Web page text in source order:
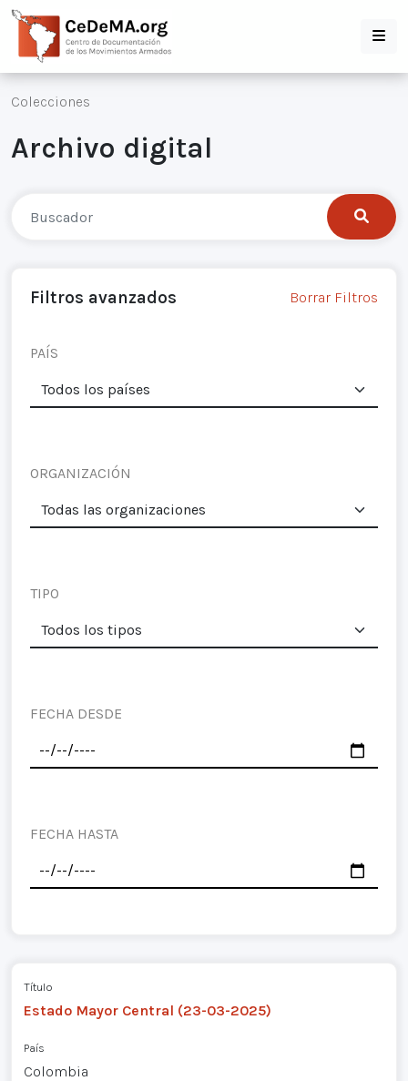
Colecciones
Archivo digital
Filtros avanzados Borrar Filtros
PAÍS
ORGANIZACIÓN
TIPO
FECHA DESDE
FECHA HASTA
Título
Estado Mayor Central (23-03-2025)
País
Colombia